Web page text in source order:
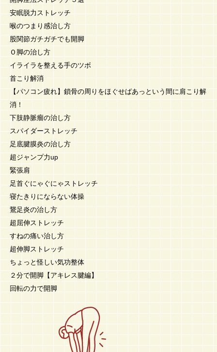
安眠脱力ストレッチ
喉のつまり感治し方
股関節ガチガチでも開脚
Ｏ脚の治し方
イライラを整える手のツボ
首こり解消
【パソコン疲れ】鎖骨の周りをほぐせばあっという間に肩こり解
消！
下肢静脈瘤の治し方
スパイダーストレッチ
足底腱膜炎の治し方
超ジャンプ力up
緊張肩
足首ぐにゃぐにゃストレッチ
寝たきりにならない体操
鵞足炎の治し方
超屈伸ストレッチ
すねの痛い治し方
超伸脚ストレッチ
ちょっと怪しい気功整体
２分で開脚【アキレス腱編】
回転の力で開脚